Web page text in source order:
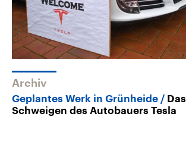
Archiv
Geplantes Werk in Grünheide
Das
Schweigen des Autobauers Tesla